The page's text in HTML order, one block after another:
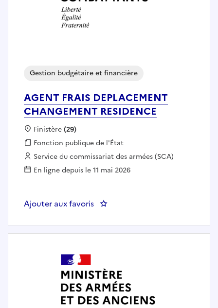
AGENT FRAIS DEPLACEMENT
CHANGEMENT RESIDENCE
Gestion budgétaire et financière
Localisation :
Finistère(29)
Fonction publique :
Fonction publique de l'État
Employeur :
Service du commissariat des armées (SCA)
En ligne depuis le 11 mai 2026
Ajouter aux favoris : AGENT FRAIS DEPLACEMENT